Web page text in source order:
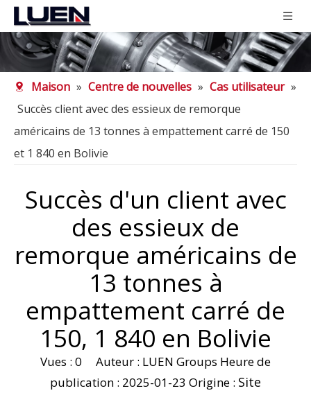
Maison » Centre de nouvelles » Cas utilisateur »
Succès client avec des essieux de remorque
américains de 13 tonnes à empattement carré de 150
et 1 840 en Bolivie
Succès d'un client avec
des essieux de
remorque américains de
13 tonnes à
empattement carré de
150, 1 840 en Bolivie
Vues : 0 Auteur : LUEN Groups Heure de
publication : 2025-01-23 Origine : Site